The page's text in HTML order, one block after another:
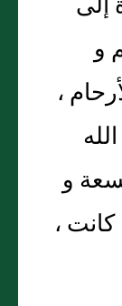
و
،
و
،